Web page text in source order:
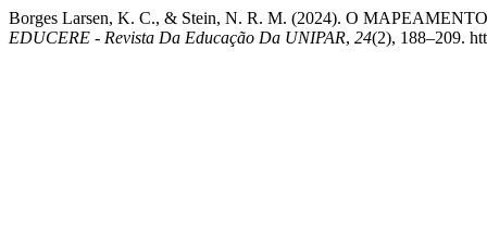
Borges Larsen, K. C., & Stein, N. R. M. (2024). O
EDUCERE - Revista Da Educação Da UNIPAR, 24(2), 188–209.